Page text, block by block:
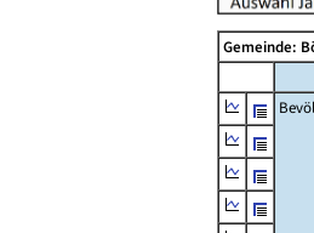
Gemeinde: